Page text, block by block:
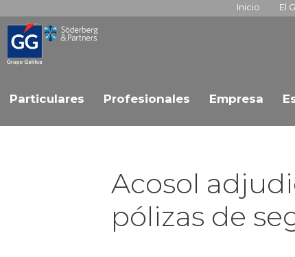
Inicio El
Particulares Profesionales Empresa
Acosol
pólizas de